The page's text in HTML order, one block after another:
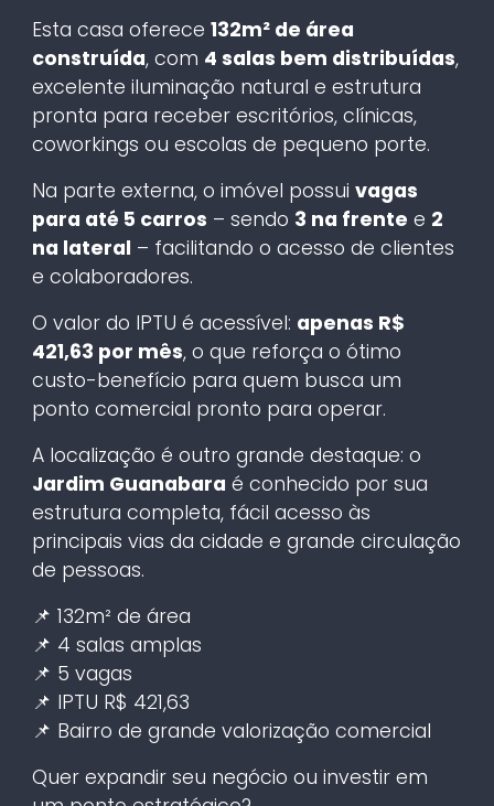
Esta casa oferece 132m² de área
construída, com 4 salas bem distribuídas,
excelente iluminação natural e estrutura
pronta para receber escritórios, clínicas,
coworkings ou escolas de pequeno porte.
Na parte externa, o imóvel possui vagas
para até 5 carros – sendo 3 na frente e 2
na lateral – facilitando o acesso de clientes
e colaboradores.
O valor do IPTU é acessível: apenas R$
421,63 por mês, o que reforça o ótimo
custo-benefício para quem busca um
ponto comercial pronto para operar.
A localização é outro grande destaque: o
Jardim Guanabara é conhecido por sua
estrutura completa, fácil acesso às
principais vias da cidade e grande circulação
de pessoas.
📌 132m² de área
📌 4 salas amplas
📌 5 vagas
📌 IPTU R$ 421,63
📌 Bairro de grande valorização comercial
Quer expandir seu negócio ou investir em